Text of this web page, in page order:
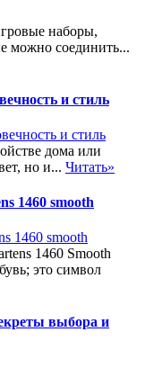
наборы,
можно соединить...
и стиль
дома или
но и... Читать»
1460 smooth
1460 Smooth
это символ
выбора и